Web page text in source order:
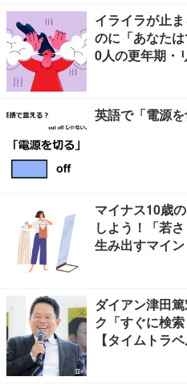
イライラが止
のに「あなた
0人の更年期・
英語で「電源
マイナス10歳
しよう！「若
生み出すマイ
ダイアン津田
ク「すぐに検
【タイムトラ